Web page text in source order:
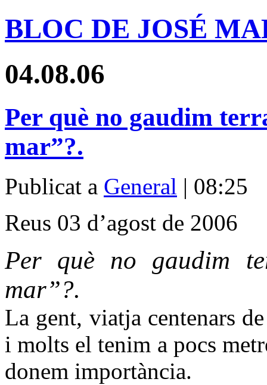
BLOC DE JOSÉ
04.08.06
Per què no gaudim
mar”?.
Publicat a General | 08:25
Reus 03 d’agost de 2006
Per què no gaudim
mar”?.
La gent, viatja centenars
i molts el tenim a pocs
donem importància.